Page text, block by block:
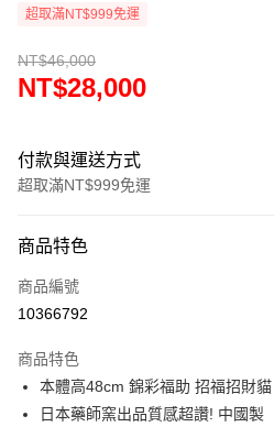
超取滿NT$999免運
NT$46,000
NT$28,000
付款與運送方式
超取滿NT$999免運
信用卡一次付款
信用卡分期付款
合作金庫商業銀行
華南商業銀行
上海商業儲蓄銀行
超商取貨付款
LINE Pay
商品特色
商品編號
10366792
商品特色
本體高48cm 錦彩福助 招福招財貓
日本藥師窯出品質感超讚! 中國製